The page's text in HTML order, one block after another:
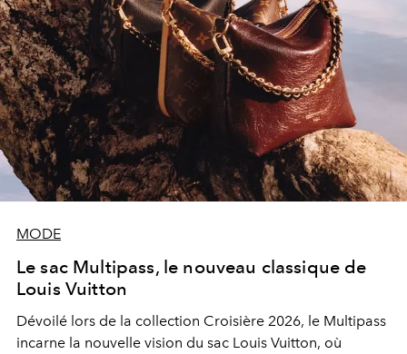
MODE
Le sac Multipass, le nouveau classique de
Louis Vuitton
Dévoilé lors de la collection Croisière 2026, le Multipass
incarne la nouvelle vision du sac Louis Vuitton, où